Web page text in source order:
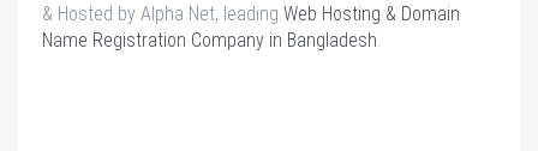
& Hosted by Alpha Net, leading Web Hosting & Domain
Name Registration Company in Bangladesh